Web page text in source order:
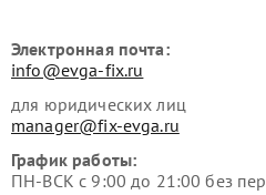
Электронная почта:
info@evga-fix.ru
для юридических лиц
manager@fix-evga.ru
График работы:
ПН-ВСК с 9:00 до 21:00 без